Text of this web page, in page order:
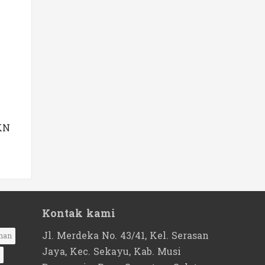
Kontak kami
Jl. Merdeka No. 43/41, Kel. Serasan
Jaya, Kec. Sekayu, Kab. Musi